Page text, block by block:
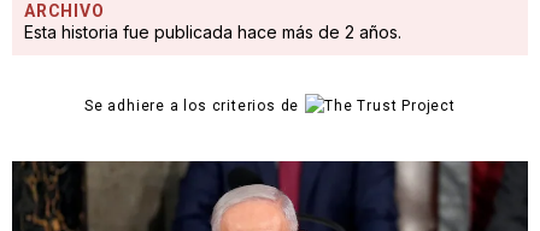
ARCHIVO
Esta historia fue publicada hace más de 2 años.
Se adhiere a los criterios de